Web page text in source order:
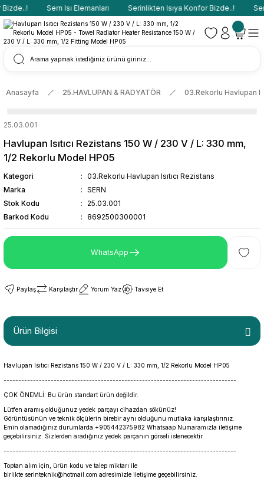
Sern Isı Elemanları Serinlikten Isıya Konfor Bizde..!
Anasayfa 25.HAVLUPAN & RADYATÖR 03.Rekorlu Havlupan
25.03.001
Havlupan Isıtıcı Rezistans 150 W / 230 V / L: 330 mm,
1/2 Rekorlu Model HP05
Kategori
03.Rekorlu Havlupan Isıtıcı Rezistans
Marka
SERN
Stok Kodu
25.03.001
Barkod Kodu
8692500300001
WhatsApp
Paylaş Karşılaştır Yorum Yaz Tavsiye Et
Ürün Bilgisi
Havlupan Isıtıcı Rezistans 150 W / 230 V / L: 330 mm, 1/2 Rekorlu Model HP05
-------------------------------------------------------------------------------
ÇOK ÖNEMLİ: Bu ürün standart ürün değildir.
Lütfen aramış olduğunuz yedek parçayı cihazdan sökünüz!
Görüntüsünün ve teknik ölçülerin birebir aynı olduğunu mutlaka karşılaştırınız.
Emin olamadığınız durumlarda +905442375982 Whatsaap Numaramızla iletişime
geçebilirsiniz. Sizlerden aradığınız yedek parçanın görseli istenecektir.
-------------------------------------------------------------------------------
Toptan alım için, ürün kodu ve talep miktarı ile
birlikte serinteknik@hotmail.com adresimizle iletişime geçebilirsiniz.